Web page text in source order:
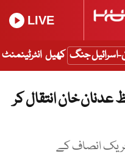
LIVE
اسرائیل جنگ کھیل انٹرٹینمنٹ
عدنان خان انتقال کر
انصاف کے